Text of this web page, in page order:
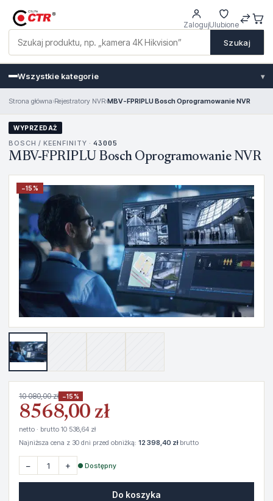
Szukaj
ZalogujUlubione
Wszystkie kategorie ▾
Strona główna›Rejestratory NVR›MBV-FPRIPLU Bosch Oprogramowanie NVR
WYPRZEDAŻ
BOSCH / KEENFINITY · 43005
MBV-FPRIPLU Bosch Oprogramowanie NVR
−15%
10 080,00 zł −15%
8568,00 zł
netto · brutto 10 538,64 zł
Najniższa cena z 30 dni przed obniżką: 12 398,40 złbrutto
− + ● Dostępny
Do koszyka